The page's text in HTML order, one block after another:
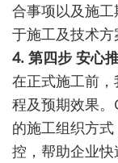
合事项以及施
于施工及技术方
4. 第四步 安心
在正式施工前
程及预期效果
的施工组织方
控，帮助企业快